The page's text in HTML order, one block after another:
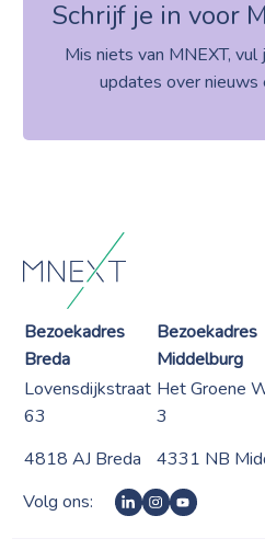
Schrijf je in voor
Mis niets van MNEXT,
updates over nieuws
Bezoekadres
Breda
Bezoekadres
Middelburg
Lovensdijkstraat
63
Het Groene
3
4818 AJ Breda
4331 NB
Volg ons: